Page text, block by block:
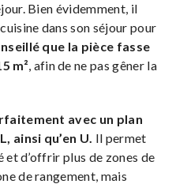
Bien évidemment, il
dans son séjour pour
que la pièce fasse
m² , afin de ne pas gêner la
avec un plan
ainsi qu’en U. Il permet
d’offrir plus de zones de
de rangement, mais